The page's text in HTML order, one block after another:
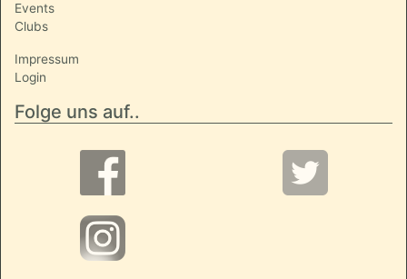
Events
Clubs
Impressum
Login
Folge uns auf..